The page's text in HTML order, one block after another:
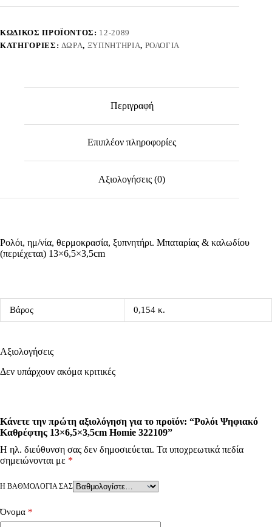
Homie
ΚΩΔΙΚΌΣ ΠΡΟΪΌΝΤΟΣ: 12-2089
ΚΑΤΗΓΟΡΊΕΣ: ΔΏΡΑ, ΞΥΠΝΗΤΉΡΙΑ, ΡΟΛΌΓΙΑ
Περιγραφή
Επιπλέον πληροφορίες
Αξιολογήσεις (0)
Ρολόι, ημ/νία, θερμοκρασία, ξυπνητήρι. Μπαταρίας & καλωδίου
(περιέχεται) 13×6,5×3,5cm
Βάρος 0,154 κ.
Αξιολογήσεις
Δεν υπάρχουν ακόμα κριτικές
Κάνετε την πρώτη αξιολόγηση για το προϊόν: “Ρολόι Ψηφιακό
Καθρέφτης 13×6,5×3,5cm Homie 322109”
Η ηλ. διεύθυνση σας δεν δημοσιεύεται. Τα υποχρεωτικά πεδία
σημειώνονται με *
Η ΒΑΘΜΟΛΟΓΊΑ ΣΑΣ
Όνομα *